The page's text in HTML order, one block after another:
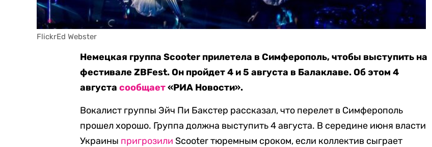
FlickrEd Webster
Немецкая группа Scooter прилетела в Симферополь, чтобы выступить на
фестивале ZBFest. Он пройдет 4 и 5 августа в Балаклаве. Об этом 4
августасообщает«РИА Новости».
Вокалист группы Эйч Пи Бакстер рассказал, что перелет в Симферополь
прошел хорошо. Группа должна выступить 4 августа. В середине июня власти
Украины пригрозили Scooter тюремным сроком, если коллектив сыграет